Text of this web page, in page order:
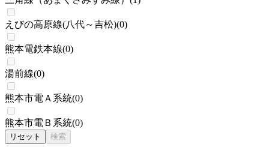
えびの高原線(八代～吉松)(0)
熊本電鉄本線(0)
湯前線(0)
熊本市電Ａ系統(0)
熊本市電Ｂ系統(0)
リセット 検索